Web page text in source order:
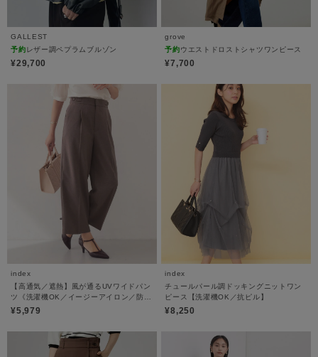
GALLEST
予約レザー調ペプラムブルゾン
¥29,700
grove
予約ウエストドロストシャツワンピース
¥7,700
index
【高通気／遮熱】風が通るUVワイドパン
ツ《洗濯機OK／イージーアイロン／防シ
ワ》
¥5,979
index
チュールパール調ドッキングニットワン
ピース【洗濯機OK／抗ピル】
¥8,250